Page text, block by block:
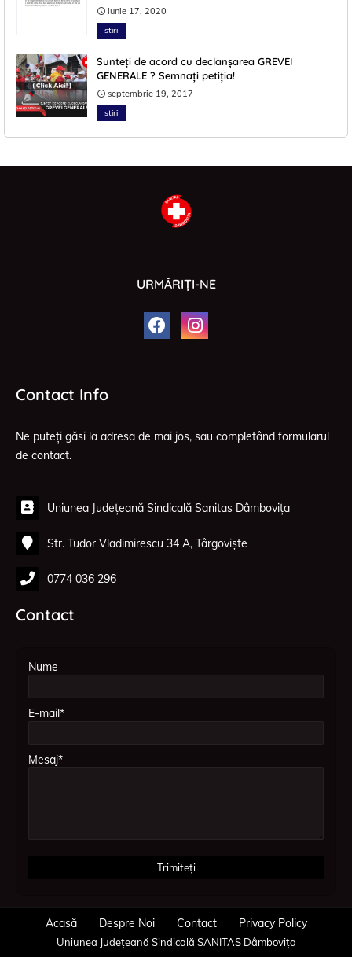
iunie 17, 2020
stiri
Sunteți de acord cu declanșarea GREVEI
GENERALE ? Semnați petiția!
septembrie 19, 2017
stiri
URMĂRIȚI-NE
Contact Info
Ne puteți găsi la adresa de mai jos, sau completând formularul
de contact.
Uniunea Județeană Sindicală Sanitas Dâmbovița
Str. Tudor Vladimirescu 34 A, Târgoviște
0774 036 296
Contact
Nume
E-mail*
Mesaj*
Acasă Despre Noi Contact Privacy Policy
Uniunea Județeană Sindicală SANITAS Dâmbovița